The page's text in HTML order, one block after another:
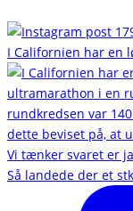
I Californien har en
Så landede der et